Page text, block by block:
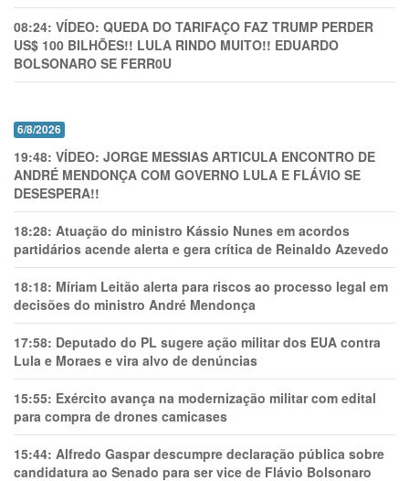
08:24: VÍDEO: QUEDA DO TARIFAÇO FAZ TRUMP PERDER
US$ 100 BILHÕES!! LULA RINDO MUITO!! EDUARDO
BOLSONARO SE FERR0U
6/8/2026
19:48: VÍDEO: JORGE MESSIAS ARTICULA ENCONTRO DE
ANDRÉ MENDONÇA COM GOVERNO LULA E FLÁVIO SE
DESESPERA!!
18:28: Atuação do ministro Kássio Nunes em acordos
partidários acende alerta e gera crítica de Reinaldo Azevedo
18:18: Míriam Leitão alerta para riscos ao processo legal em
decisões do ministro André Mendonça
17:58: Deputado do PL sugere ação militar dos EUA contra
Lula e Moraes e vira alvo de denúncias
15:55: Exército avança na modernização militar com edital
para compra de drones camicases
15:44: Alfredo Gaspar descumpre declaração pública sobre
candidatura ao Senado para ser vice de Flávio Bolsonaro